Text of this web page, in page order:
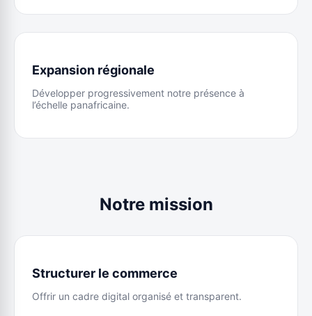
Expansion régionale
Développer progressivement notre présence à
l’échelle panafricaine.
Notre mission
Structurer le commerce
Offrir un cadre digital organisé et transparent.